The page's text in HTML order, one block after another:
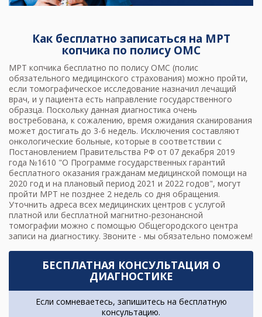
Как бесплатно записаться на МРТ
копчика по полису ОМС
МРТ копчика бесплатно по полису ОМС (полис
обязательного медицинского страхования) можно пройти,
если томографическое исследование назначил лечащий
врач, и у пациента есть направление государственного
образца. Поскольку данная диагностика очень
востребована, к сожалению, время ожидания сканирования
может достигать до 3-6 недель. Исключения составляют
онкологические больные, которые в соответствии с
Постановлением Правительства РФ от 07 декабря 2019
года №1610 "О Программе государственных гарантий
бесплатного оказания гражданам медицинской помощи на
2020 год и на плановый период 2021 и 2022 годов", могут
пройти МРТ не позднее 2 недель со дня обращения.
Уточнить адреса всех медицинских центров с услугой
платной или бесплатной магнитно-резонансной
томографии можно с помощью Общегородского центра
записи на диагностику. Звоните - мы обязательно поможем!
БЕСПЛАТНАЯ КОНСУЛЬТАЦИЯ О
ДИАГНОСТИКЕ
Если сомневаетесь, запишитесь на бесплатную
консультацию.